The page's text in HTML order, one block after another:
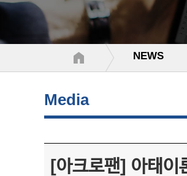
NEWS
Media
[아크로팬] 아태이